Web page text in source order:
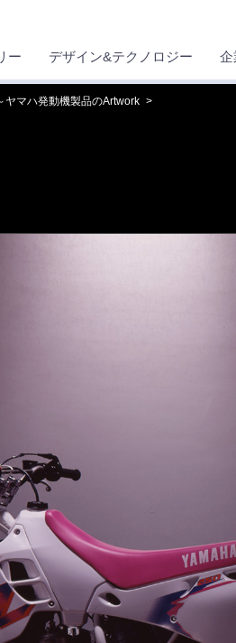
ー デザイン&テクノロジー 企
ヤマハ発動機製品のArtwork